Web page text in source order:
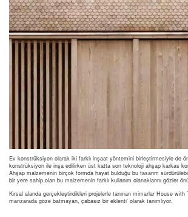
Ev konstrüksiyon olarak iki farklı inşaat yöntemini birleştirmesiyle de
konstrüksiyon ile inşa edilirken üst katta son teknoloji ahşap karkas
Ahşap malzemenin birçok formda hayat bulduğu bu tasarım
bir yere sahip olan bu malzemenin farklı kullanım olanaklarını gözler
Kırsal alanda gerçekleştirdikleri projelerle tanınan mimarlar House with
manzarada göze batmayan, çabasız bir eklenti’ olarak tanımlıyor.